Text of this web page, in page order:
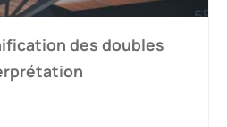
des doubles